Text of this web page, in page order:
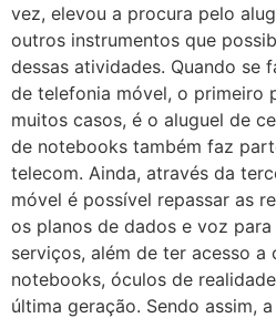
vez, elevou a procura pelo
outros instrumentos que
dessas atividades. Quando se
de telefonia móvel, o primeiro
muitos casos, é o aluguel de
de notebooks também faz
telecom. Ainda, através da
móvel é possível repassar as
os planos de dados e voz
serviços, além de ter acesso a
notebooks, óculos de
última geração. Sendo assim,